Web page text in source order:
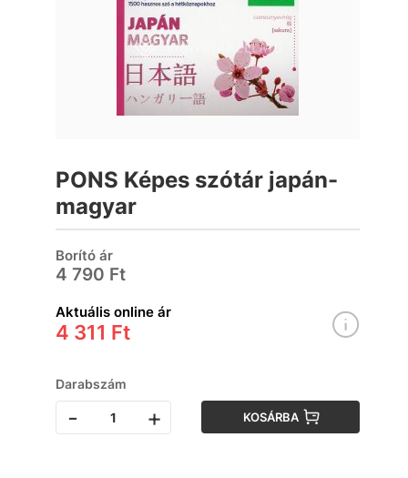
PONS Képes szótár japán-
magyar
Borító ár
4 790 Ft
Aktuális online ár
4 311 Ft
Darabszám
- + KOSÁRBA